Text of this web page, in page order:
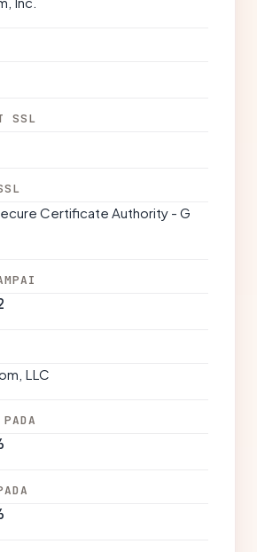
SSL
Certificate Authority - G
LLC